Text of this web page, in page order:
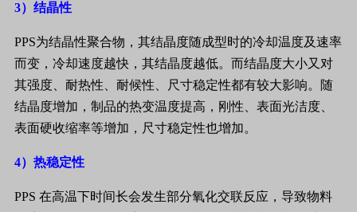
3）结晶性
PPS为结晶性聚合物，其结晶度随成型时的冷却温度及速率
而变，冷却速度越快，其结晶度越低。而结晶度大小又对
其强度、耐热性、耐候性、尺寸稳定性都有较大影响。随
结晶度增加，制品的热变温度提高，刚性、表面光洁度、
表面硬收缩率等增加，尺寸稳定性也增加。
4）热稳定性
PPS 在高温下时间长会发生部分氧化交联反应，导致物料